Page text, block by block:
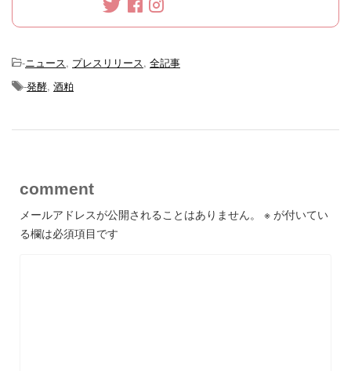
-ニュース, プレスリリース, 全記事
-発酵, 酒粕
comment
メールアドレスが公開されることはありません。 ※ が付いてい
る欄は必須項目です